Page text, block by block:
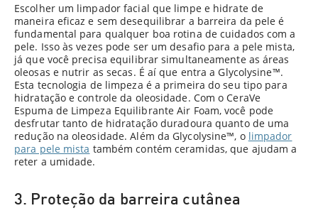
Escolher um limpador facial que limpe e hidrate de
maneira eficaz e sem desequilibrar a barreira da pele é
fundamental para qualquer boa rotina de cuidados com a
pele. Isso às vezes pode ser um desafio para a pele mista,
já que você precisa equilibrar simultaneamente as áreas
oleosas e nutrir as secas. É aí que entra a Glycolysine™.
Esta tecnologia de limpeza é a primeira do seu tipo para
hidratação e controle da oleosidade. Com o CeraVe
Espuma de Limpeza Equilibrante Air Foam, você pode
desfrutar tanto de hidratação duradoura quanto de uma
redução na oleosidade. Além da Glycolysine™, o limpador
para pele mista também contém ceramidas, que ajudam a
reter a umidade.
3. Proteção da barreira cutânea